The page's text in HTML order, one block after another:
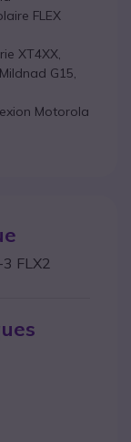
FLEX
XT4XX,
G15,
Motorola
FLX2